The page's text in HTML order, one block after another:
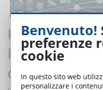
Industria 4.0: la
Industria
del personale
Benvenuto!
preferenze
cookie
In questo sito web
personalizzare i